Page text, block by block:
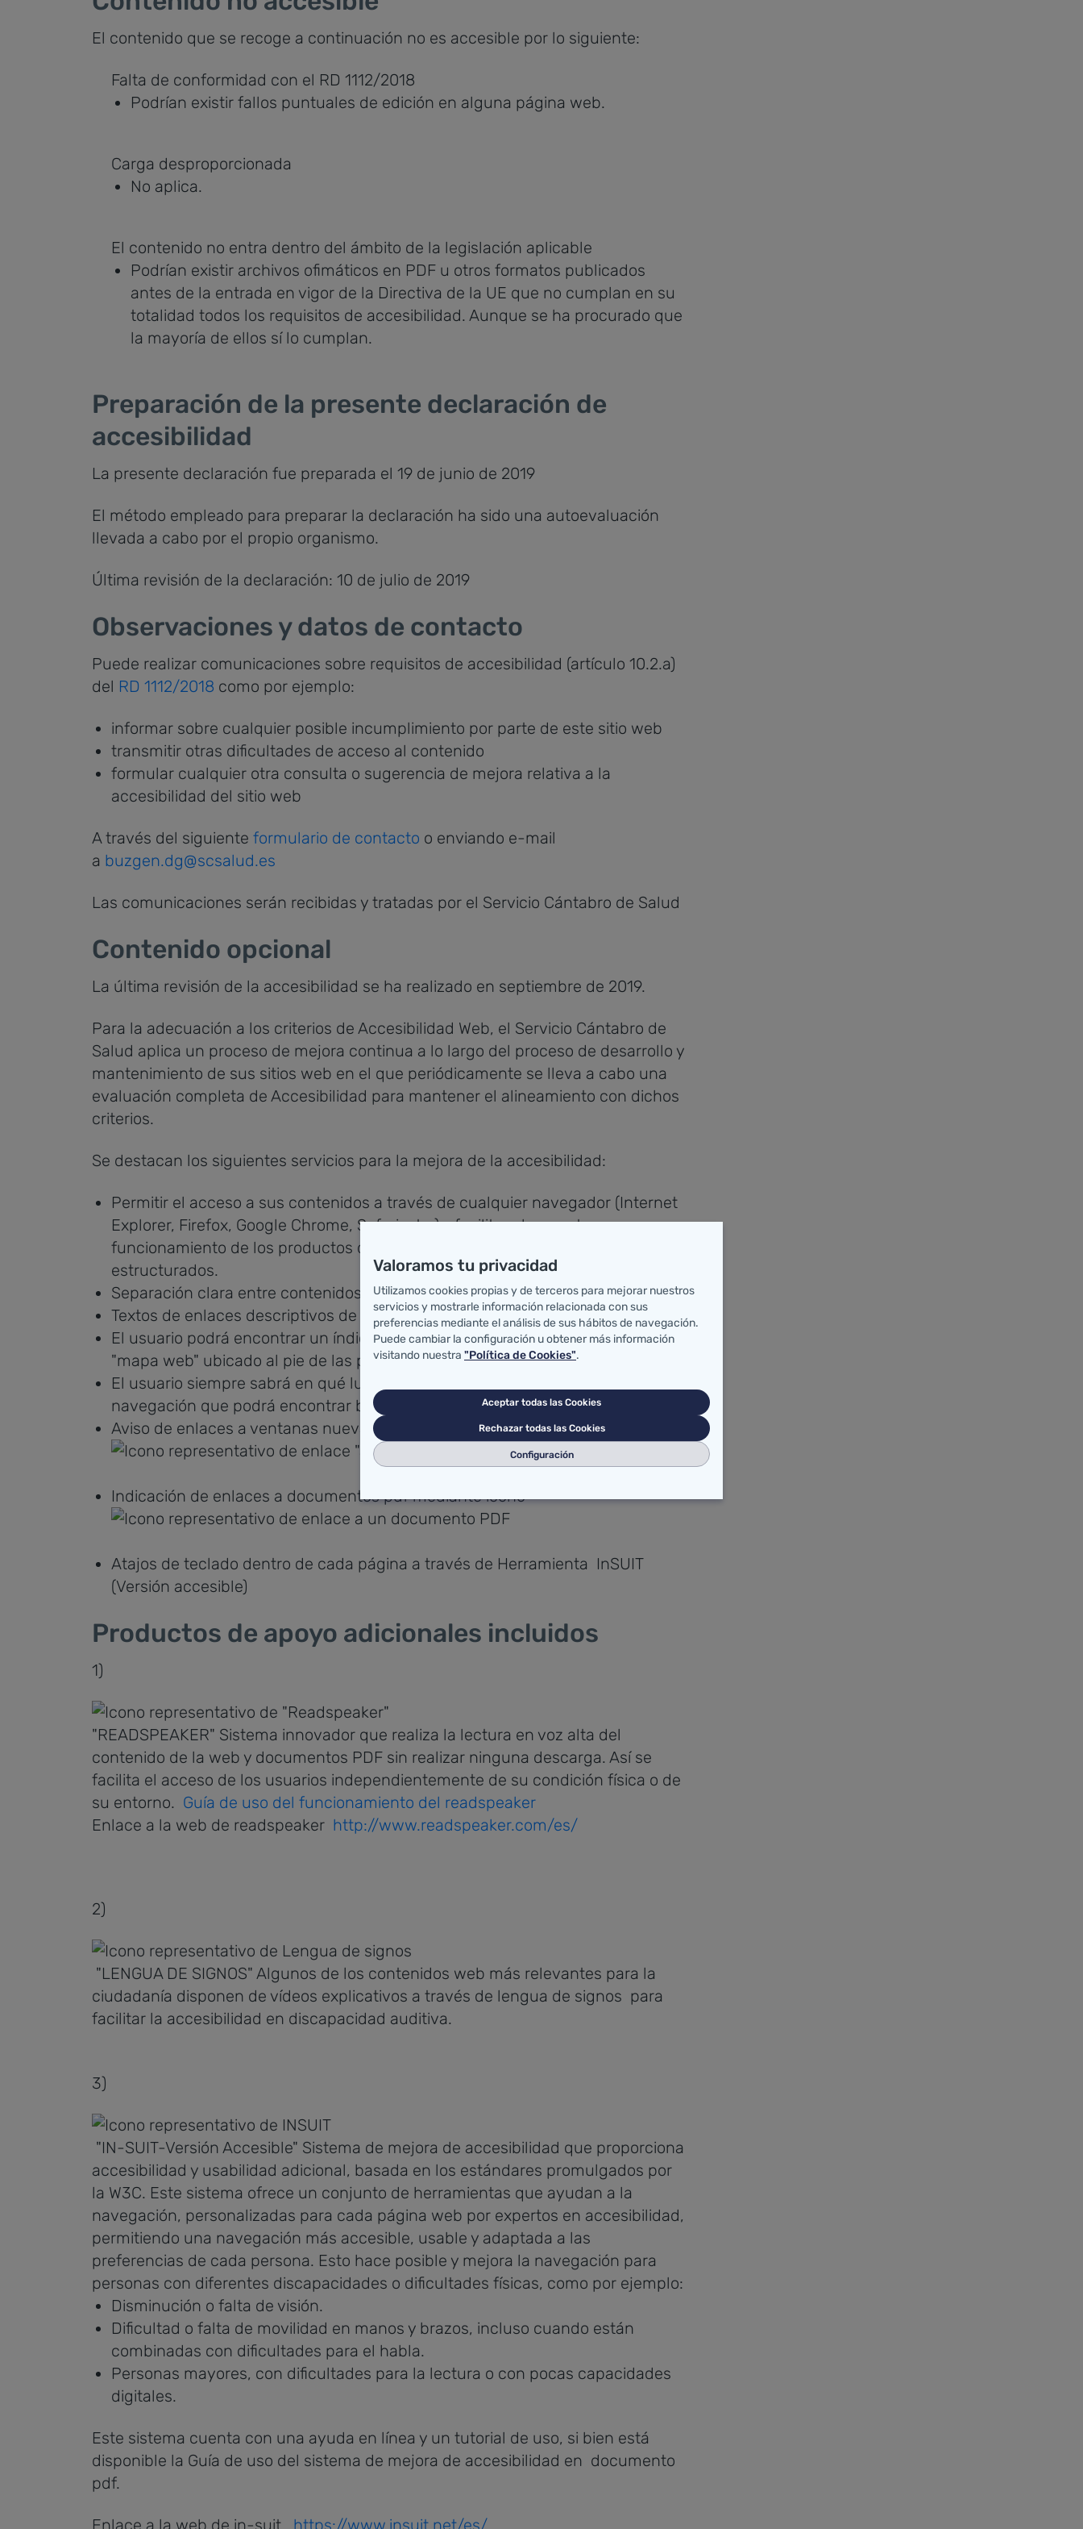
El contenido que se recoge a continuación no es accesible por lo siguiente:
Falta de conformidad con el RD 1112/2018
Podrían existir fallos puntuales de edición en alguna página web.
Carga desproporcionada
No aplica.
El contenido no entra dentro del ámbito de la legislación aplicable
Podrían existir archivos ofimáticos en PDF u otros formatos publicados
antes de la entrada en vigor de la Directiva de la UE que no cumplan en su
totalidad todos los requisitos de accesibilidad. Aunque se ha procurado que
la mayoría de ellos sí lo cumplan.
Preparación de la presente declaración de
accesibilidad
La presente declaración fue preparada el 19 de junio de 2019
El método empleado para preparar la declaración ha sido una autoevaluación
llevada a cabo por el propio organismo.
Última revisión de la declaración: 10 de julio de 2019
Observaciones y datos de contacto
Puede realizar comunicaciones sobre requisitos de accesibilidad (artículo 10.2.a)
del RD 1112/2018 como por ejemplo:
informar sobre cualquier posible incumplimiento por parte de este sitio web
transmitir otras dificultades de acceso al contenido
formular cualquier otra consulta o sugerencia de mejora relativa a la
accesibilidad del sitio web
A través del siguiente formulario de contacto o enviando e-mail
a buzgen.dg@scsalud.es
Las comunicaciones serán recibidas y tratadas por el Servicio Cántabro de Salud
Contenido opcional
La última revisión de la accesibilidad se ha realizado en septiembre de 2019.
Para la adecuación a los criterios de Accesibilidad Web, el Servicio Cántabro de
Salud aplica un proceso de mejora continua a lo largo del proceso de desarrollo y
mantenimiento de sus sitios web en el que periódicamente se lleva a cabo una
evaluación completa de Accesibilidad para mantener el alineamiento con dichos
criterios.
Se destacan los siguientes servicios para la mejora de la accesibilidad:
Permitir el acceso a sus contenidos a través de cualquier navegador (Internet
Explorer, Firefox, Google Chrome, Safari, etc.) y facilitar el correcto
funcionamiento de los productos de apoyo. Incluir contenidos claros bien
estructurados.
Separación clara entre contenidos y presentación.
Textos de enlaces descriptivos de su destino.
El usuario podrá encontrar un índice de páginas del sitio web a través del
"mapa web" ubicado al pie de las páginas.
El usuario siempre sabrá en qué lugar de la web se halla gracias a la ruta de
navegación que podrá encontrar bajo la cabecera de las páginas.
Aviso de enlaces a ventanas nuevas mediante icono
Indicación de enlaces a documentos pdf mediante icono
Atajos de teclado dentro de cada página a través de Herramienta InSUIT
(Versión accesible)
Productos de apoyo adicionales incluidos
1)
"READSPEAKER" Sistema innovador que realiza la lectura en voz alta del
contenido de la web y documentos PDF sin realizar ninguna descarga. Así se
facilita el acceso de los usuarios independientemente de su condición física o de
su entorno. Guía de uso del funcionamiento del readspeaker
Enlace a la web de readspeaker http://www.readspeaker.com/es/
2)
"LENGUA DE SIGNOS" Algunos de los contenidos web más relevantes para la
ciudadanía disponen de vídeos explicativos a través de lengua de signos para
facilitar la accesibilidad en discapacidad auditiva.
3)
"IN-SUIT-Versión Accesible" Sistema de mejora de accesibilidad que proporciona
accesibilidad y usabilidad adicional, basada en los estándares promulgados por
la W3C. Este sistema ofrece un conjunto de herramientas que ayudan a la
navegación, personalizadas para cada página web por expertos en accesibilidad,
permitiendo una navegación más accesible, usable y adaptada a las
preferencias de cada persona. Esto hace posible y mejora la navegación para
personas con diferentes discapacidades o dificultades físicas, como por ejemplo:
Disminución o falta de visión.
Dificultad o falta de movilidad en manos y brazos, incluso cuando están
combinadas con dificultades para el habla.
Personas mayores, con dificultades para la lectura o con pocas capacidades
digitales.
Este sistema cuenta con una ayuda en línea y un tutorial de uso, si bien está
disponible la Guía de uso del sistema de mejora de accesibilidad en documento
pdf.
Enlace a la web de in-suit https://www.insuit.net/es/
Valoramos tu privacidad
Utilizamos cookies propias y de terceros para mejorar nuestros
servicios y mostrarle información relacionada con sus
preferencias mediante el análisis de sus hábitos de navegación.
Puede cambiar la configuración u obtener más información
visitando nuestra "Política de Cookies".
Aceptar todas las Cookies
Rechazar todas las Cookies
Configuración